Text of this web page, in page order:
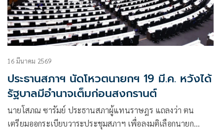
16 มีนาคม 2569
ประธานสภาฯ นัดโหวตนายกฯ 19 มี.ค. หวังได้
รัฐบาลมีอำนาจเต็มก่อนสงกรานต์
นายโสภณ ซารัมย์ ประธานสภาผู้แทนราษฎร แถลงว่า ตน
เตรียมออกระเบียบวาระประชุมสภาฯ เพื่อลงมติเลือกนายก